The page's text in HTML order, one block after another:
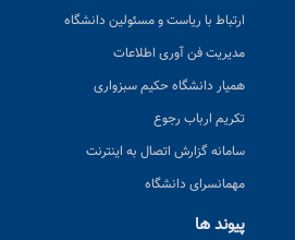
ارتباط با ریاست و مسئولین دانشگاه
مدیریت فن آوری اطلاعات
همیار دانشگاه حکیم سبزواری
تکریم ارباب رجوع
سامانه گزارش اتصال به اینترنت
مهمانسرای دانشگاه
پیوند ها